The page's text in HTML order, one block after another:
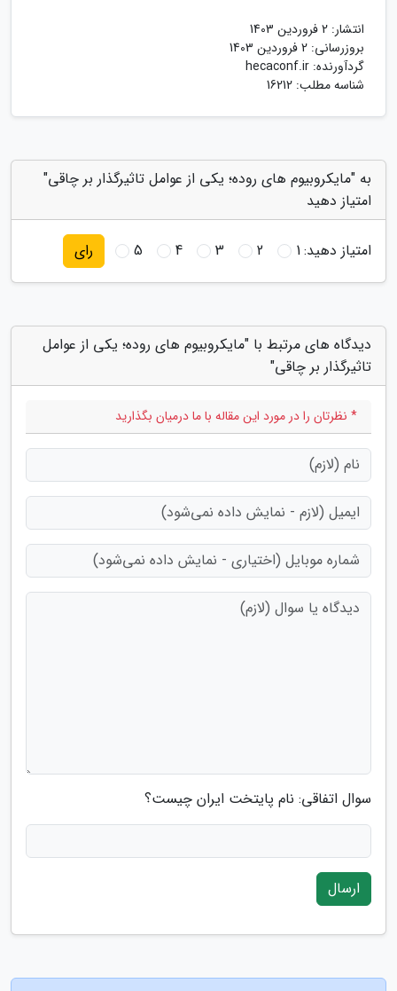
انتشار: 2 فروردین 1403
بروزرسانی: 2 فروردین 1403
گردآورنده: hecaconf.ir
شناسه مطلب: 16212
به "مایکروبیوم های روده؛ یکی از عوامل تاثیرگذار بر چاقی"
امتیاز دهید
امتیاز دهید:1
2
3
4
5 رای
دیدگاه های مرتبط با "مایکروبیوم های روده؛ یکی از عوامل
تاثیرگذار بر چاقی"
* نظرتان را در مورد این مقاله با ما درمیان بگذارید
سوال اتفاقی: نام پایتخت ایران چیست؟
ارسال